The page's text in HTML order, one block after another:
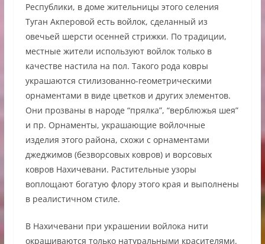
Республики, в доме жительницы этого селения
Туган Акперовой есть войлок, сделанный из
овечьей шерсти осенней стрижки. По традиции,
местные жители используют войлок только в
качестве настила на пол. Такого рода ковры
украшаются стилизованно-геометрическими
орнаментами в виде цветков и других элементов.
Они прозваны в народе “прялка”, “верблюжья шея”
и пр. Орнаменты, украшающие войлочные
изделия этого района, схожи с орнаментами
джеджимов (безворсовых ковров) и ворсовых
ковров Нахичевани. Растительные узоры
воплощают богатую флору этого края и выполнены
в реалистичном стиле.
В Нахичевани при украшении войлока нити
окрашиваются только натуральными красителями.